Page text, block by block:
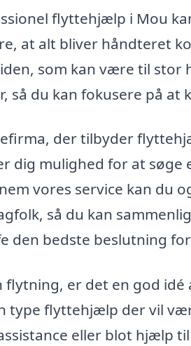
flyttehjælp i Mou
at alt bliver håndteret
som kan være til stor
så du kan fokusere på at
der tilbyder
dig mulighed for at
vores service kan du
så du kan
den bedste beslutning
er det en god
type flyttehjælp der vil
eller blot hjælp